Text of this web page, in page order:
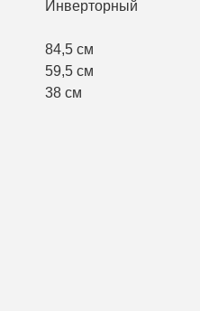
Инверторный
84,5 см
59,5 см
38 см